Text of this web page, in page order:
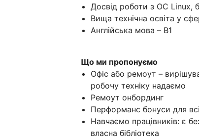
Досвід роботи з ОС Linux,
Вища технічна освіта у
Англійська мова – B1
Що ми пропонуємо
Офіс або ремоут –
робочу техніку надаємо
Ремоут онбординг
Перформанс бонуси для
Навчаємо працівників: є
власна бібліотека